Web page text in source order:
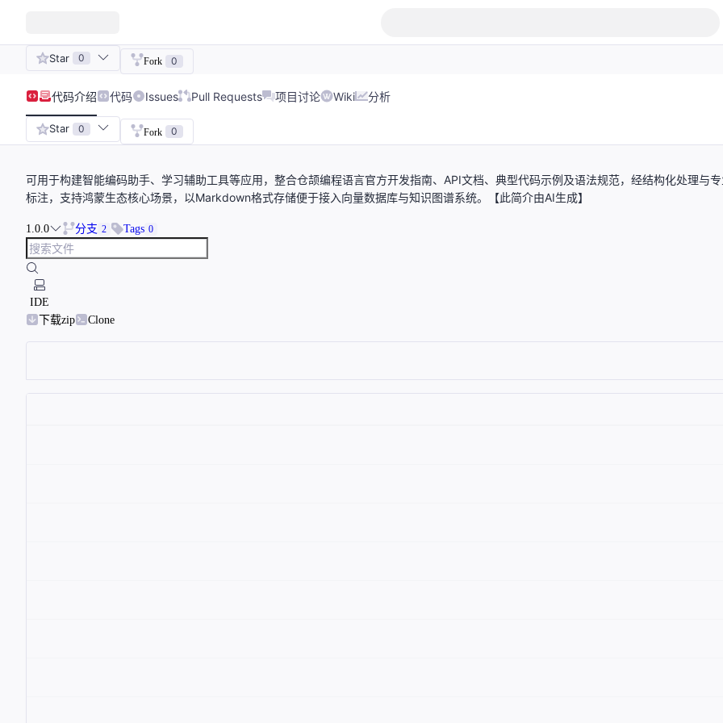
Star 0 Fork 0
代码介绍 代码 Issues Pull Requests 项目讨论 Wiki 分析
Star 0 Fork 0
可用于构建智能编码助手、学习辅助工具等应用，整合仓颉编程语言官方开发指南、API文档、典型代码示例及语法规范，经结构化处理与
标注，支持鸿蒙生态核心场景，以Markdown格式存储便于接入向量数据库与知识图谱系统。【此简介由AI生成】
1.0.0 分支 2 Tags 0
IDE
下载zip
Clone